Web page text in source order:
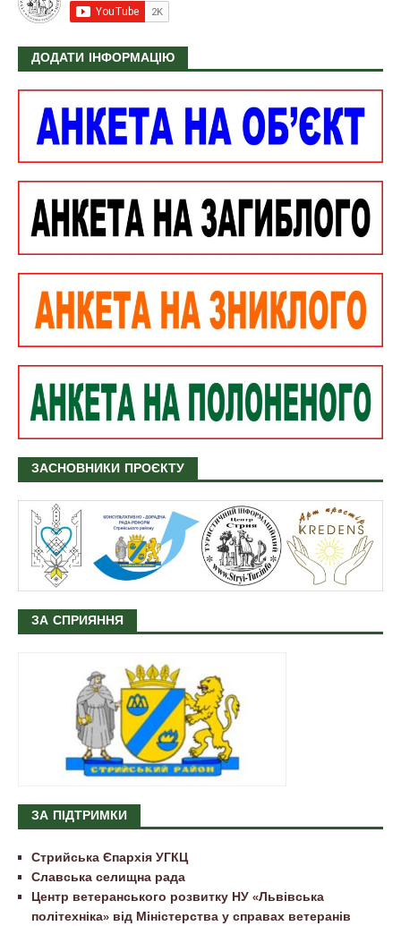
ДОДАТИ ІНФОРМАЦІЮ
ЗАСНОВНИКИ ПРОЄКТУ
ЗА СПРИЯННЯ
ЗА ПІДТРИМКИ
Стрийська Єпархія УГКЦ
Славська селищна рада
Центр ветеранського розвитку НУ «Львівська
політехніка» від Міністерства у справах ветеранів